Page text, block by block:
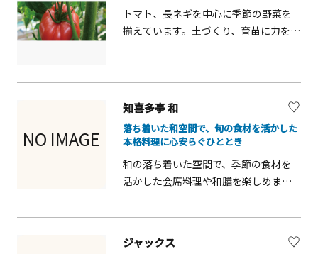
な料理やスイーツが揃い、ランチやテ
ィータイムにも立ち寄りやすいのが魅
トマト、長ネギを中心に季節の野菜を
揃えています。土づくり、育苗に力を入
「サンロード」という品種を栽培いて
おり、濃厚な味わいで風味豊かなトマ
トは県内外の飲食店から好評をていま
す。
NO IMAGE
知喜多亭 和
落ち着いた和空間で、旬の食材を活かした
本格料理に心安らぐひととき
和の落ち着いた空間で、季節の食材を
活かした会席料理や和膳を楽しめま
く、特別な時間を過ごせます。
ジャックス